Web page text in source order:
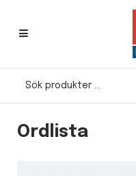
Ordlista